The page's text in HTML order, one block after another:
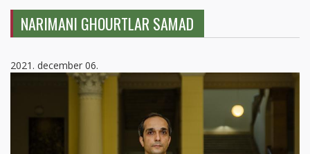
NARIMANI GHOURTLAR SAMAD
2021. december 06.